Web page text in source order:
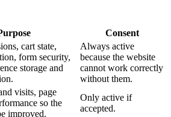
Consent
cart state,
form security,
storage and
Always active
because the website
cannot work correctly
without them.
visits, page
so the
improved.
Only active if
accepted.